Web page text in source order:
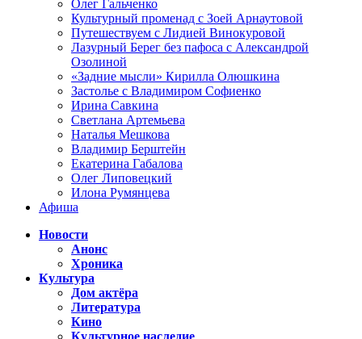
Олег Гальченко
Культурный променад с Зоей Арнаутовой
Путешествуем с Лидией Винокуровой
Лазурный Берег без пафоса с Александрой
Озолиной
«Задние мысли» Кирилла Олюшкина
Застолье с Владимиром Софиенко
Ирина Савкина
Светлана Артемьева
Наталья Мешкова
Владимир Берштейн
Екатерина Габалова
Олег Липовецкий
Илона Румянцева
Афиша
Новости
Анонс
Хроника
Культура
Дом актёра
Литература
Кино